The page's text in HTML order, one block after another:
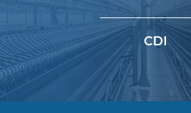
Formations
À propos de French TEX CDI